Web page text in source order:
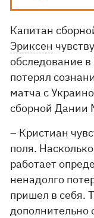
Капитан
Эриксен
обследование в
потерял
матча с
сборной Дании
– Кристиан
поля.
работает
ненадолго
пришел в себя.
дополнительно